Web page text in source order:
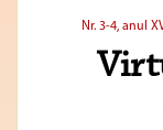
Nr. 3-4, anul